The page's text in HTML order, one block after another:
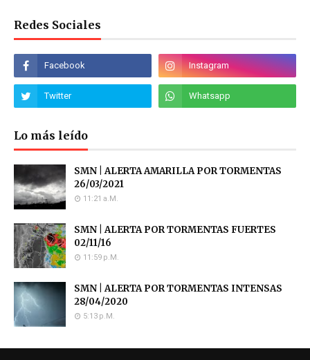
Redes Sociales
Lo más leído
SMN | ALERTA AMARILLA POR TORMENTAS
26/03/2021
11:21 A.m.
SMN | ALERTA POR TORMENTAS FUERTES
02/11/16
11:59 P.m.
SMN | ALERTA POR TORMENTAS INTENSAS
28/04/2020
5:13 P.m.